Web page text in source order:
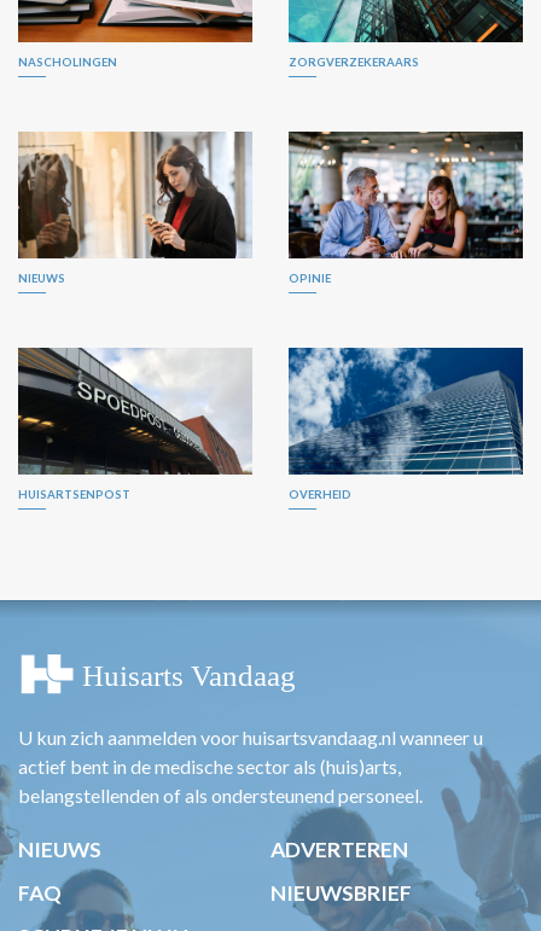
NASCHOLINGEN ZORGVERZEKERAARS
NIEUWS OPINIE
HUISARTSENPOST OVERHEID
U kun zich aanmelden voor huisartsvandaag.nl wanneer u
actief bent in de medische sector als (huis)arts,
belangstellenden of als ondersteunend personeel.
NIEUWS
ADVERTEREN
FAQ
NIEUWSBRIEF